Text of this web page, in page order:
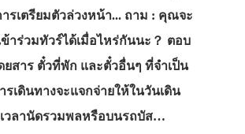
ารเตรียมตัวล่วงหน้า... ถาม : คุณจะ
ข้าร่วมทัวร์ได้เมื่อไหร่กันนะ？ ตอบ
ยสาร ตั๋วที่พัก และตั๋วอื่นๆ ที่จำเป็น
รเดินทางจะแจกจ่ายให้ในวันเดิน
วลานัดรวมพลหรือบนรถบัส…